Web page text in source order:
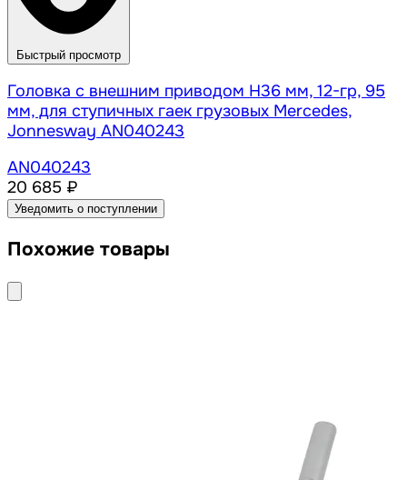
Быстрый просмотр
Головка с внешним приводом Н36 мм, 12-гр, 95
мм, для ступичных гаек грузовых Mercedes,
Jonnesway AN040243
AN040243
20 685 ₽
Уведомить о поступлении
Похожие товары